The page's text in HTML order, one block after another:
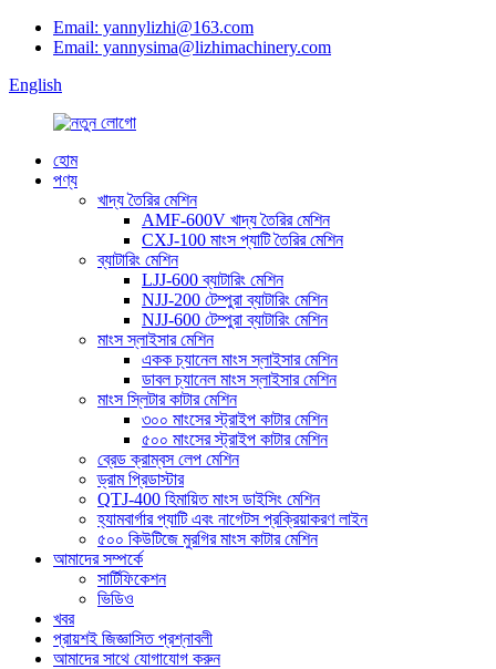
Email: yannylizhi@163.com
Email: yannysima@lizhimachinery.com
English
হোম
পণ্য
খাদ্য তৈরির মেশিন
AMF-600V খাদ্য তৈরির মেশিন
CXJ-100 মাংস প্যাটি তৈরির মেশিন
ব্যাটারিং মেশিন
LJJ-600 ব্যাটারিং মেশিন
NJJ-200 টেম্পুরা ব্যাটারিং মেশিন
NJJ-600 টেম্পুরা ব্যাটারিং মেশিন
মাংস স্লাইসার মেশিন
একক চ্যানেল মাংস স্লাইসার মেশিন
ডাবল চ্যানেল মাংস স্লাইসার মেশিন
মাংস স্লিটার কাটার মেশিন
৩০০ মাংসের স্ট্রাইপ কাটার মেশিন
৫০০ মাংসের স্ট্রাইপ কাটার মেশিন
ব্রেড ক্রাম্বস লেপ মেশিন
ড্রাম প্রিডাস্টার
QTJ-400 হিমায়িত মাংস ডাইসিং মেশিন
হ্যামবার্গার প্যাটি এবং নাগেটস প্রক্রিয়াকরণ লাইন
৫০০ কিউটিজে মুরগির মাংস কাটার মেশিন
আমাদের সম্পর্কে
সার্টিফিকেশন
ভিডিও
খবর
প্রায়শই জিজ্ঞাসিত প্রশ্নাবলী
আমাদের সাথে যোগাযোগ করুন